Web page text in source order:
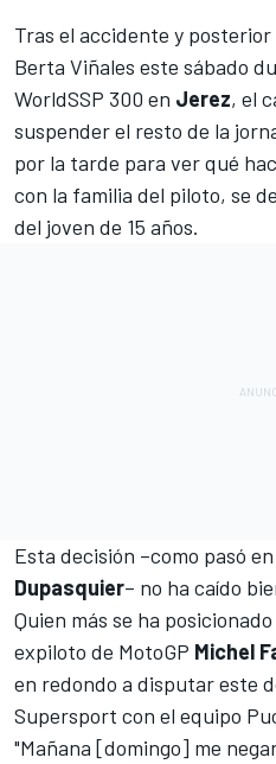
Tras el accidente y posterior
Berta Viñales este sábado
WorldSSP 300 en Jerez, el
suspender el resto de la
por la tarde para ver qué
con la familia del piloto, se
del joven de 15 años.
Esta decisión –como pasó
Dupasquier– no ha caído
Quien más se ha
expiloto de MotoGP Michel
en redondo a disputar este
Supersport con el equipo
"Mañana [domingo] me